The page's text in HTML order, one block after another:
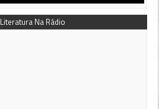
Na Rádio